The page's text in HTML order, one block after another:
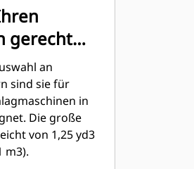
gerecht
an
sind sie für
in
Die große
von 1,25 yd3
m3).